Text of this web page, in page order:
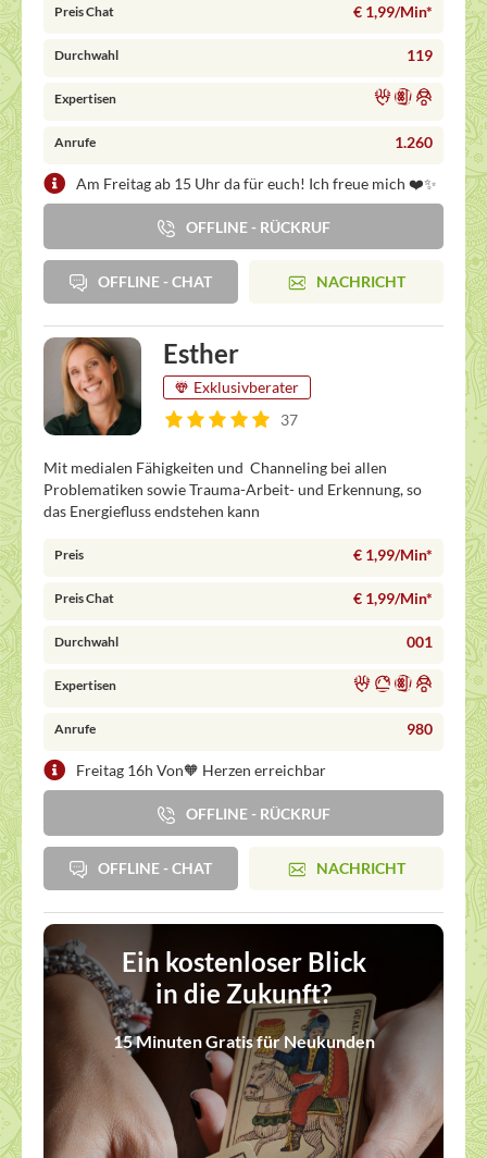
Preis Chat € 1,99/Min*
Durchwahl 119
Expertisen
Anrufe 1.260
Am Freitag ab 15 Uhr da für euch! Ich freue mich ❤️✨
OFFLINE - RÜCKRUF
OFFLINE - CHAT NACHRICHT
Esther
Exklusivberater
37
Mit medialen Fähigkeiten und Channeling bei allen
Problematiken sowie Trauma-Arbeit- und Erkennung, so
das Energiefluss endstehen kann
Preis € 1,99/Min*
Preis Chat € 1,99/Min*
Durchwahl 001
Expertisen
Anrufe 980
Freitag 16h Von🧡 Herzen erreichbar
OFFLINE - RÜCKRUF
OFFLINE - CHAT NACHRICHT
Ein kostenloser Blick
in die Zukunft?
15 Minuten Gratis für Neukunden